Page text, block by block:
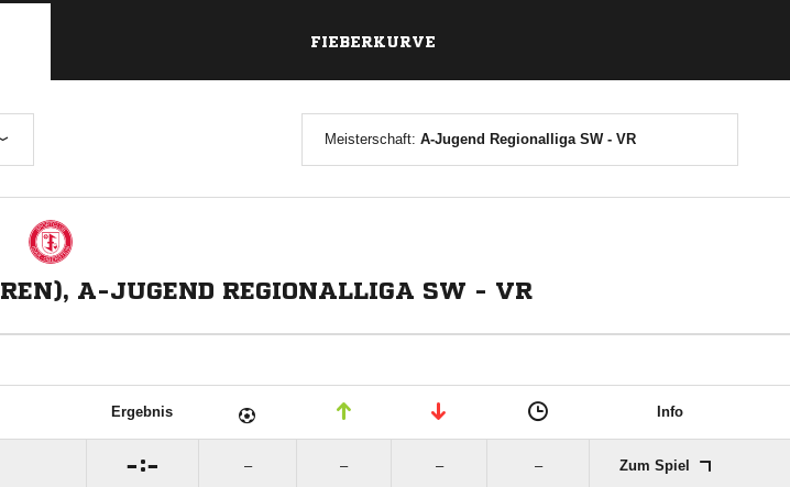
FIEBERKURVE
Meisterschaft: A-Jugend Regionalliga SW - VR
A-JUGEND REGIONALLIGA SW - VR
Ergebnis Info
: – – – – Zum Spiel